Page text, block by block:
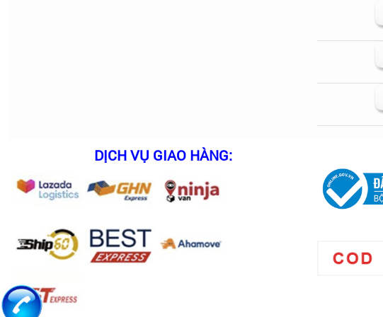
• Nếu không gian bếp của bạn lắp được ống thoát khí thì nên
máy hút mùi hoạt động sẽ kêu to và làm giảm hiệu quả thoát khí
• Nếu nhà bạn đã có sẵn khoang tủ bếp thì cần kiểm tra kích
• Chọn mua sản phẩm chính hãng. Để đảm bảo mua sản phẩm
giả, có phiếu bảo hành đầy đủ, giấy chứng nhận ủy quyền của
DỊCH VỤ GIAO HÀNG: